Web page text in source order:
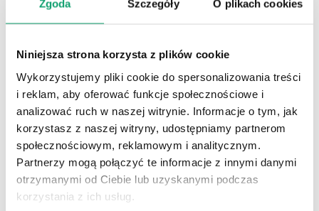
Zgoda Szczegóły O plikach cookies
Niniejsza strona korzysta z plików cookie
Wykorzystujemy pliki cookie do spersonalizowania treści
i reklam, aby oferować funkcje społecznościowe i
analizować ruch w naszej witrynie. Informacje o tym, jak
korzystasz z naszej witryny, udostępniamy partnerom
społecznościowym, reklamowym i analitycznym.
Partnerzy mogą połączyć te informacje z innymi danymi
otrzymanymi od Ciebie lub uzyskanymi podczas
korzystania z ich usług.
śniegowej. Jeśli nie wykonano tego wcześniej, dobrze jest
także przeprowadzić napowietrzanie i lekką wertykulację,
wody z podłoża.
Po ostatnim koszeniu i uprzątnięciu liści warto zasilić
trawnik materią organiczną, a najlepszym wyborem będą
produkty na bazie wermikompostu. BioTrawnik świetnie
sprawdza się wtedy, gdy na trawniku widać większe
ubytki, przerzedzenia lub nierówności terenu –
wzbogacone podłoże z wermikompostem poprawia
strukturę gleby i pomaga trawie szybko się ukorzenić. Z
kolei czysty wermikompost najlepiej zastosować tam,